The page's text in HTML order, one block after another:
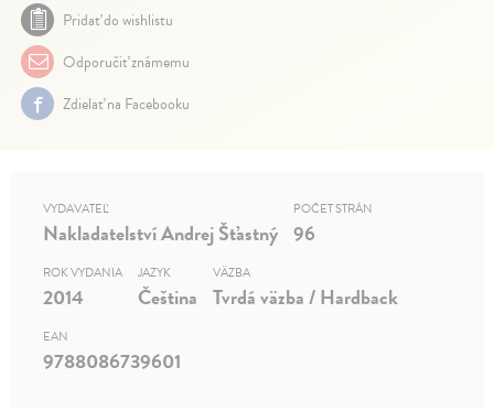
Pridať do wishlistu
Odporučiť známemu
Zdielať na Facebooku
VYDAVATEĽ
Nakladatelství Andrej Šťastný
POČET STRÁN
96
ROK VYDANIA
2014
JAZYK
Čeština
VÄZBA
Tvrdá väzba / Hardback
EAN
9788086739601